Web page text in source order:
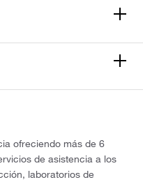
ofreciendo más de 6
de asistencia a los
laboratorios de